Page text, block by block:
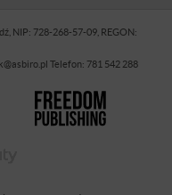
NIP: 728-268-57-09, REGON:
Telefon: 781 542 288